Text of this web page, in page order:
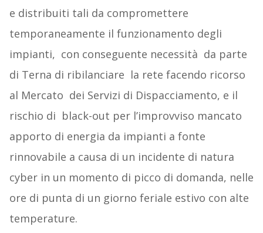
e distribuiti tali da compromettere
temporaneamente il funzionamento degli
impianti, con conseguente necessità da parte
di Terna di ribilanciare la rete facendo ricorso
al Mercato dei Servizi di Dispacciamento, e il
rischio di black-out per l’improvviso mancato
apporto di energia da impianti a fonte
rinnovabile a causa di un incidente di natura
cyber in un momento di picco di domanda, nelle
ore di punta di un giorno feriale estivo con alte
temperature.